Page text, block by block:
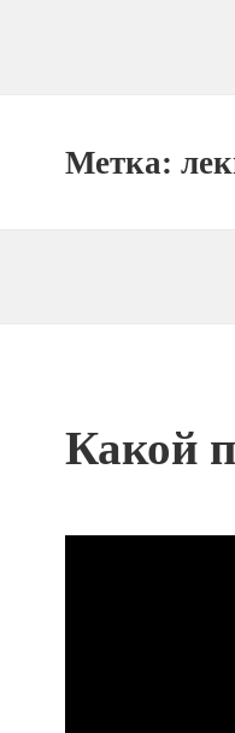
Метка:
Какой